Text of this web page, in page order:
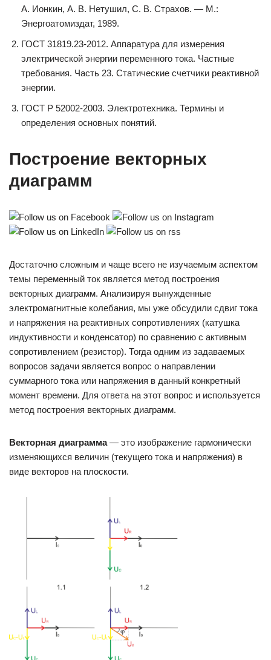
А. Ионкин, А. В. Нетушил, С. В. Страхов. — М.:
Энергоатомиздат, 1989.
ГОСТ 31819.23-2012. Аппаратура для измерения
электрической энергии переменного тока. Частные
требования. Часть 23. Статические счетчики реактивной
энергии.
ГОСТ Р 52002-2003. Электротехника. Термины и
определения основных понятий.
Построение векторных
диаграмм
Достаточно сложным и чаще всего не изучаемым аспектом
темы переменный ток является метод построения
векторных диаграмм. Анализируя вынужденные
электромагнитные колебания, мы уже обсудили сдвиг тока
и напряжения на реактивных сопротивлениях (катушка
индуктивности и конденсатор) по сравнению с активным
сопротивлением (резистор). Тогда одним из задаваемых
вопросов задачи является вопрос о направлении
суммарного тока или напряжения в данный конкретный
момент времени. Для ответа на этот вопрос и используется
метод построения векторных диаграмм.
Векторная диаграмма— это изображение гармонически
изменяющихся величин (текущего тока и напряжения) в
виде векторов на плоскости.